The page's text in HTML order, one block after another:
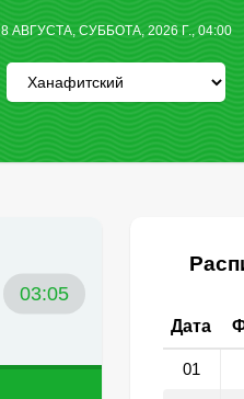
8 АВГУСТА, СУББОТА, 2026 Г., 04:00
03:05
Дата
01